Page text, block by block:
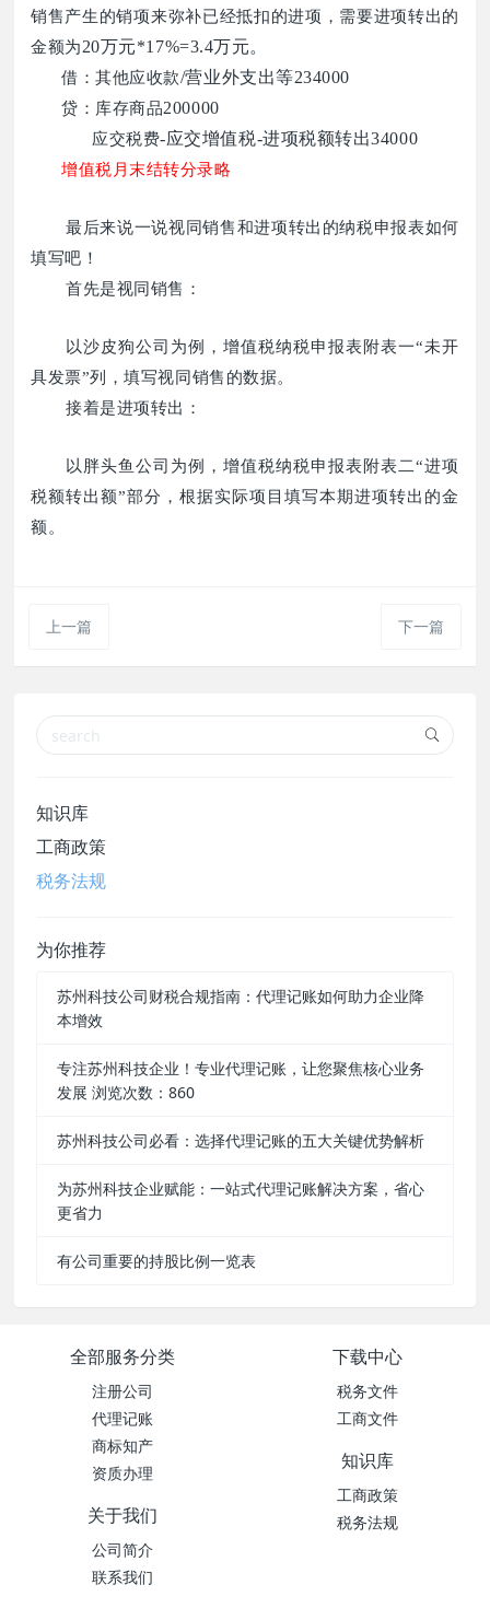
销售产生的销项来弥补已经抵扣的进项，需要进项转出的
金额为20万元*17%=3.4万元。
借：其他应收款/营业外支出等234000
贷：库存商品200000
应交税费-应交增值税-进项税额转出34000
增值税月末结转分录略
最后来说一说视同销售和进项转出的纳税申报表如何
填写吧！
首先是视同销售：
以沙皮狗公司为例，增值税纳税申报表附表一“未开
具发票”列，填写视同销售的数据。
接着是进项转出：
以胖头鱼公司为例，增值税纳税申报表附表二“进项
税额转出额”部分，根据实际项目填写本期进项转出的金
额。
上一篇 下一篇
知识库
工商政策
税务法规
为你推荐
苏州科技公司财税合规指南：代理记账如何助力企业降
本增效
专注苏州科技企业！专业代理记账，让您聚焦核心业务
发展 浏览次数：860
苏州科技公司必看：选择代理记账的五大关键优势解析
为苏州科技企业赋能：一站式代理记账解决方案，省心
更省力
有公司重要的持股比例一览表
全部服务分类
注册公司
代理记账
商标知产
资质办理
下载中心
税务文件
工商文件
知识库
工商政策
税务法规
关于我们
公司简介
联系我们